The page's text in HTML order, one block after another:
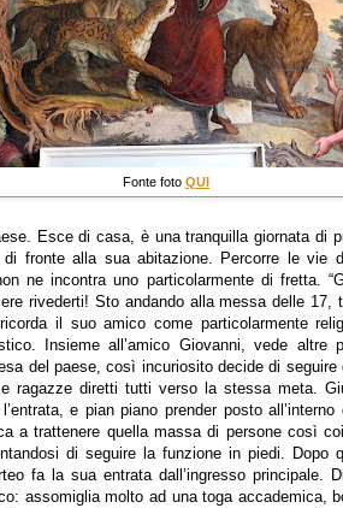
Fonte foto QUI
Esce di casa, è una tranquilla giornata di
di fronte alla sua abitazione. Percorre le vie
ne incontra uno particolarmente di fretta.
rivederti! Sto andando alla messa delle 17,
il suo amico come particolarmente
Insieme all’amico Giovanni, vede altre
del paese, così incuriosito decide di seguire
ragazze diretti tutti verso la stessa meta.
e pian piano prender posto
a trattenere quella massa di persone così
di seguire la funzione in piedi. Dopo
fa la sua entrata dall’ingresso principale.
assomiglia molto ad una toga accademica,